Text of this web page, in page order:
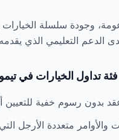
وجودة سلسلة الخيارات
فئة تداول الخيارات في